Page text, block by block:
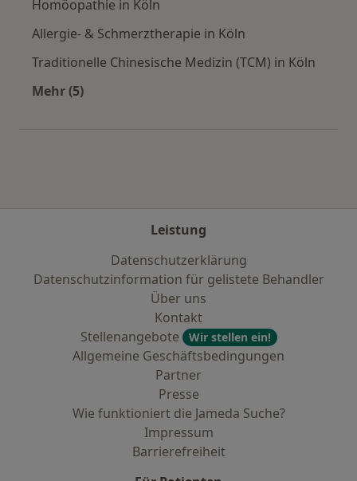
Homöopathie in Köln
Allergie- & Schmerztherapie in Köln
Traditionelle Chinesische Medizin (TCM) in Köln
Mehr (5)
Leistung
Datenschutzerklärung
Datenschutzinformation für gelistete Behandler
Über uns
Kontakt
Stellenangebote
Wir stellen ein!
Allgemeine Geschäftsbedingungen
Partner
Presse
Wie funktioniert die Jameda Suche?
Impressum
Barrierefreiheit